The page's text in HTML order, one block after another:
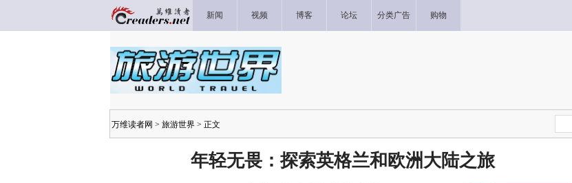
新闻 视频 博客 论坛 分类广告 购物
万维读者网 > 旅游世界 > 正文
年轻无畏：探索英格兰和欧洲大陆之旅